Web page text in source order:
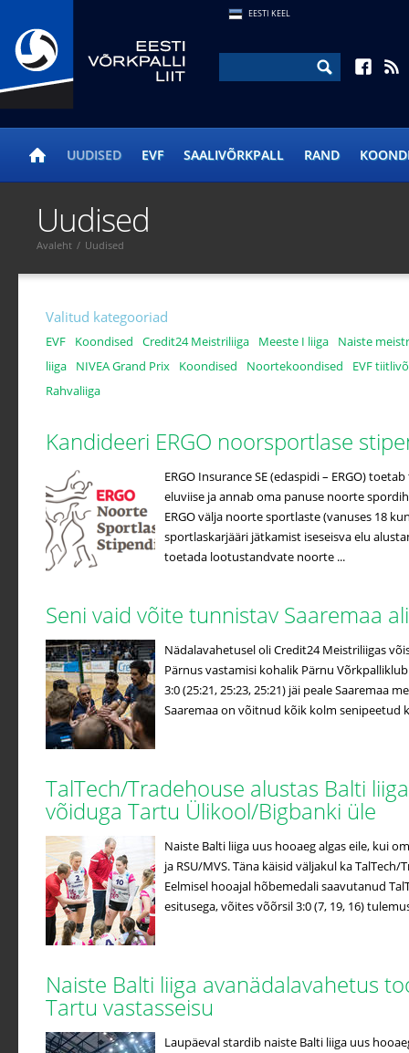
EESTI KEEL
UUDISED EVF SAALIVÕRKPALL RAND
Valitud kategooriad
EVF Koondised Credit24 Meistriliiga Meeste I liiga
Naiste
liiga
NIVEA Grand Prix Koondised Noortekoondised
EVF
Rahvaliiga
Kandideeri ERGO noorsportlase
ERGO Insurance SE (edaspidi – ERGO)
eluviise ja annab oma panuse noorte
ERGO välja noorte sportlaste (vanuses 18
sportlaskarjääri jätkamist iseseisva elu
toetada lootustandvate noorte ...
Seni vaid võite tunnistav Saaremaa
Nädalavahetusel oli Credit24 Meistriliigas
Pärnus vastamisi kohalik Pärnu
3:0 (25:21, 25:23, 25:21) jäi peale Saaremaa
Saaremaa on võitnud kõik kolm senipeetud
TalTech/Tradehouse alustas Balti
võiduga Tartu Ülikool/Bigbanki üle
Naiste Balti liiga uus hooaeg algas eile, kui
ja RSU/MVS. Täna käisid väljakul ka
Eelmisel hooajal hõbemedali saavutanud
esitusega, võites võõrsil 3:0 (7, 19, 16)
Naiste Balti liiga avanädalavahetus
Tartu vastasseisu
Laupäeval stardib naiste Balti liiga uus
Uudised
Avaleht / Uudised